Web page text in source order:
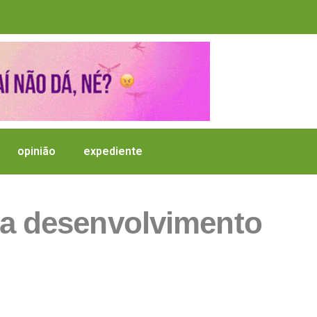
opinião expediente
desenvolvimento